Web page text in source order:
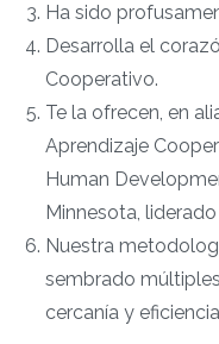
Ha sido
Desarrolla el
Cooperativo.
Te la ofrecen, en
Aprendizaje
Human
Minnesota,
Nuestra
sembrado
cercanía y